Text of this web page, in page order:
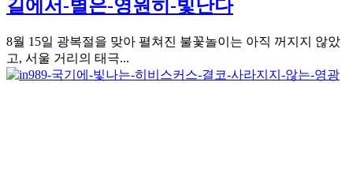
길에서-별은-영원히-빛난다
8월 15일 광복절을 맞아 펼쳐진 불꽃놀이는 아직 꺼지지 않았
고, 서울 거리의 태극...